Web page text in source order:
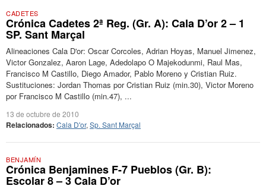
CADETES
Crónica Cadetes 2ª Reg. (Gr. A): Cala D’or 2 – 1
SP. Sant Marçal
Alineaciones Cala D'or: Oscar Corcoles, Adrian Hoyas, Manuel Jimenez,
Victor Gonzalez, Aaron Lage, Adedolapo O Majekodunmi, Raul Mas,
Francisco M Castillo, Diego Amador, Pablo Moreno y Cristian Ruiz.
Sustituciones: Jordan Thomas por Cristian Ruiz (min.30), Victor Moreno
por Francisco M Castillo (min.47), ...
13 de octubre de 2010
Relacionados: Cala D'or, Sp. Sant Marçal
BENJAMÍN
Crónica Benjamines F-7 Pueblos (Gr. B):
Escolar 8 – 3 Cala D’or